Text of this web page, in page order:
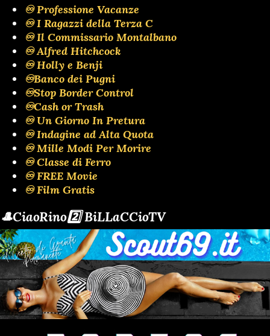
♾️ Professione Vacanze
♾️ I Ragazzi della Terza C
♾️ Il Commissario Montalbano
♾️ Alfred Hitchcock
♾️ Holly e Benji
♾️Banco dei Pugni
♾️Stop Border Control
♾️Cash or Trash
♾️ Un Giorno In Pretura
♾️ Indagine ad Alta Quota
♾️ Mille Modi Per Morire
♾️ Classe di Ferro
♾️ FREE Movie
♾️ Film Gratis
🎩CiaoRino2️⃣ BiLLaCCioTV